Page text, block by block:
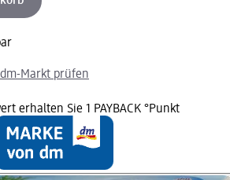
Markt prüfen
erhalten Sie 1 PAYBACK °Punkt